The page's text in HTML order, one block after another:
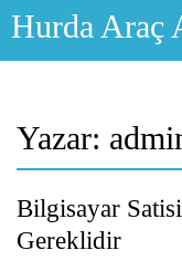
Skip
Hurda Araç
Yazar:
Bilgisayar
Gereklidir